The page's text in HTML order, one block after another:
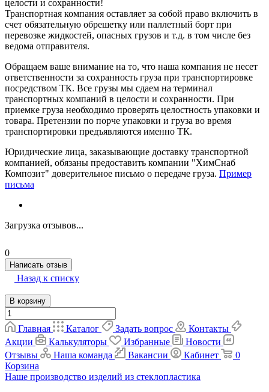
целости и сохранности!
Транспортная компания оставляет за собой право включить в
счет обязательную обрешетку или паллетный борт при
перевозке жидкостей, опасных грузов и т.д. в том числе без
ведома отправителя.
Обращаем ваше внимание на то, что наша компания не несет
ответственности за сохранность груза при транспортировке
посредством ТК. Все грузы мы сдаем на терминал
транспортных компаний в целости и сохранности. При
приемке груза необходимо проверять целостность упаковки и
товара. Претензии по порче упаковки и груза во время
транспортировки предъявляются именно ТК.
Юридические лица, заказывающие доставку транспортной
компанией, обязаны предоставить компании "ХимСнаб
Композит" доверительное письмо о передаче груза. Пример
письма
Загрузка отзывов...
0
Написать отзыв
Назад к списку
В корзину
Главная Каталог Задать вопрос
Контакты
Акции
Калькуляторы Избранные
Новости
Отзывы
Наша команда Вакансии Кабинет
0
Корзина
Наше производство изделий из стеклопластика